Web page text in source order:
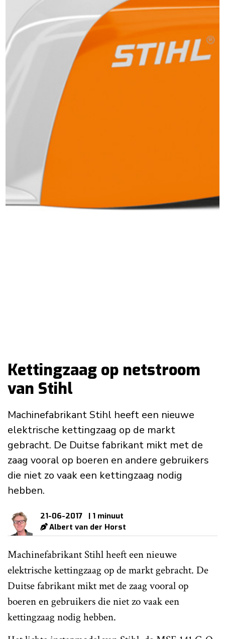
Kettingzaag op netstroom
van Stihl
Machinefabrikant Stihl heeft een nieuwe
elektrische kettingzaag op de markt
gebracht. De Duitse fabrikant mikt met de
zaag vooral op boeren en andere gebruikers
die niet zo vaak een kettingzaag nodig
hebben.
21-06-2017
| 1 minuut
Albert van der Horst
Machinefabrikant Stihl heeft een nieuwe
elektrische kettingzaag op de markt gebracht. De
Duitse fabrikant mikt met de zaag vooral op
boeren en gebruikers die niet zo vaak een
kettingzaag nodig hebben.